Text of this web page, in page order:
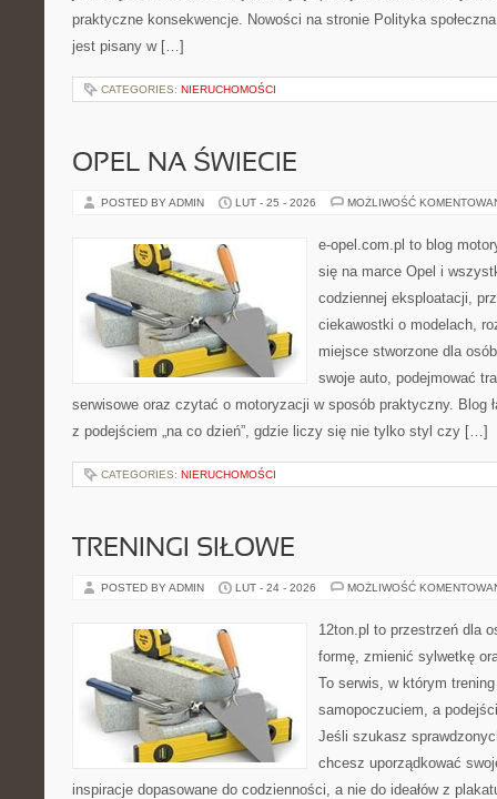
praktyczne konsekwencje. Nowości na stronie Polityka
jest pisany w […]
CATEGORIES: NIERUCHOMOŚCI
OPEL NA ŚWIECIE
POSTED BY ADMIN LUT - 25 - 2026 MOŻLIWOŚĆ
e-opel.com.pl to blog
się na marce Opel i
codziennej eksploatacji,
ciekawostki o modelach,
miejsce stworzone dla
swoje auto, podejmować
serwisowe oraz czytać o motoryzacji w sposób praktyczny. Blog
z podejściem „na co dzień”, gdzie liczy się nie tylko styl czy […]
CATEGORIES: NIERUCHOMOŚCI
TRENINGI SIŁOWE
POSTED BY ADMIN LUT - 24 - 2026 MOŻLIWOŚĆ
12ton.pl to przestrzeń dla
formę, zmienić sylwetkę
To serwis, w którym
samopoczuciem, a
Jeśli szukasz
chcesz uporządkować
inspiracje dopasowane do codzienności, a nie do ideałów z